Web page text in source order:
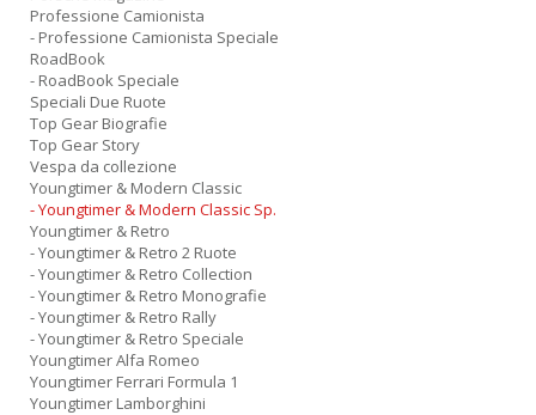
Professione Camionista
- Professione Camionista Speciale
RoadBook
- RoadBook Speciale
Speciali Due Ruote
Top Gear Biografie
Top Gear Story
Vespa da collezione
Youngtimer & Modern Classic
- Youngtimer & Modern Classic Sp.
Youngtimer & Retro
- Youngtimer & Retro 2 Ruote
- Youngtimer & Retro Collection
- Youngtimer & Retro Monografie
- Youngtimer & Retro Rally
- Youngtimer & Retro Speciale
Youngtimer Alfa Romeo
Youngtimer Ferrari Formula 1
Youngtimer Lamborghini